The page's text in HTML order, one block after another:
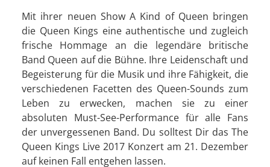
Mit ihrer neuen Show A Kind of Queen bringen
die Queen Kings eine authentische und zugleich
frische Hommage an die legendäre britische
Band Queen auf die Bühne. Ihre Leidenschaft und
Begeisterung für die Musik und ihre Fähigkeit, die
verschiedenen Facetten des Queen-Sounds zum
Leben zu erwecken, machen sie zu einer
absoluten Must-See-Performance für alle Fans
der unvergessenen Band. Du solltest Dir das The
Queen Kings Live 2017 Konzert am 21. Dezember
auf keinen Fall entgehen lassen.